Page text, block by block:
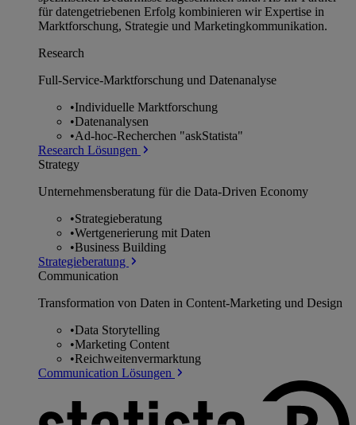
für datengetriebenen Erfolg kombinieren wir Expertise in
Marktforschung, Strategie und Marketingkommunikation.
Research
Full-Service-Marktforschung und Datenanalyse
•Individuelle Marktforschung
•Datenanalysen
•Ad-hoc-Recherchen "askStatista"
Research Lösungen
Strategy
Unternehmens­beratung für die Data-Driven Economy
•Strategieberatung
•Wertgenerierung mit Daten
•Business Building
Strategieberatung
Communication
Transformation von Daten in Content-Marketing und Design
•Data Storytelling
•Marketing Content
•Reichweitenvermarktung
Communication Lösungen